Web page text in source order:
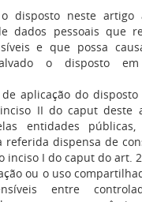
o disposto neste artigo
dados pessoais que
e que possa
o disposto em
de aplicação do
inciso II do caput deste
entidades
referida dispensa de
inciso I do caput do art.
ou o uso
entre